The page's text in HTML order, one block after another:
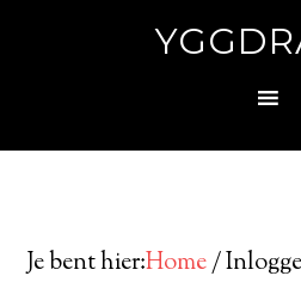
Je bent hier:Home/